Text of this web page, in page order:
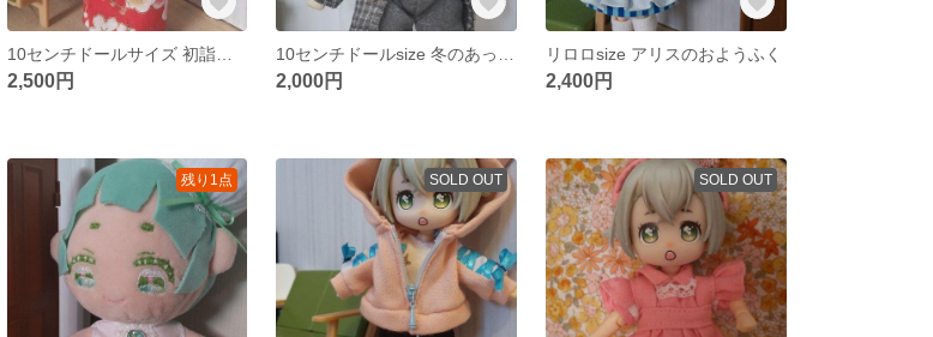
10センチドールサイズ 初詣セット
2,500円 2,000円
リロロsize アリスのおようふく
2,400円
残り1点 SOLD OUT SOLD OUT